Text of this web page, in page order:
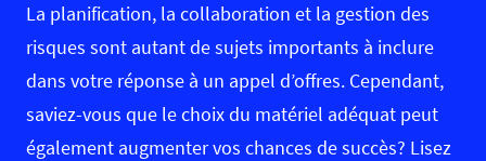
La planification, la collaboration et la gestion des
risques sont autant de sujets importants à inclure
dans votre réponse à un appel d’offres. Cependant,
saviez-vous que le choix du matériel adéquat peut
également augmenter vos chances de succès? Lisez